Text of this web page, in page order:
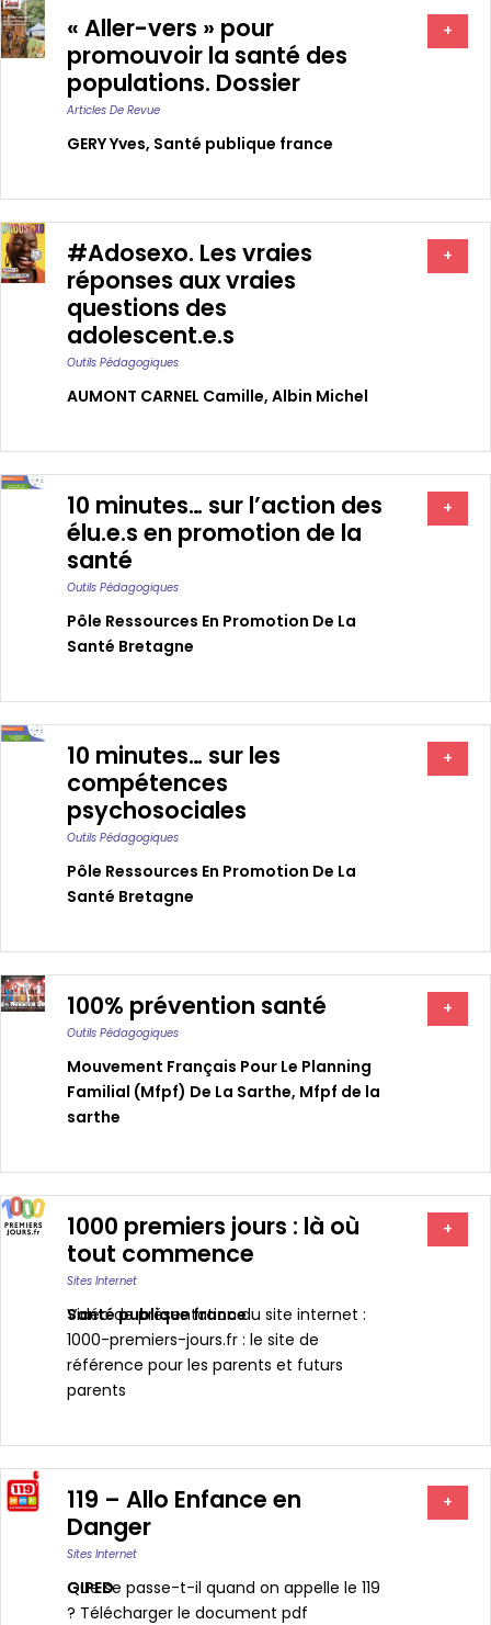
« Aller-vers » pour
promouvoir la santé des
populations. Dossier
Articles De Revue
GERY Yves, Santé publique france
+
#Adosexo. Les vraies
réponses aux vraies
questions des
adolescent.e.s
Outils Pédagogiques
AUMONT CARNEL Camille, Albin Michel
+
10 minutes… sur l’action des
élu.e.s en promotion de la
santé
Outils Pédagogiques
Pôle Ressources En Promotion De La
Santé Bretagne
+
10 minutes… sur les
compétences
psychosociales
Outils Pédagogiques
Pôle Ressources En Promotion De La
Santé Bretagne
+
100% prévention santé
Outils Pédagogiques
Mouvement Français Pour Le Planning
Familial (mfpf) De La Sarthe, Mfpf de la
sarthe
+
1000 premiers jours : là où
tout commence
Sites Internet
Santé publique france
Vidéo de présentation du site internet :
1000-premiers-jours.fr : le site de
référence pour les parents et futurs
parents
+
119 – Allo Enfance en
Danger
Sites Internet
GIPED
Que se passe-t-il quand on appelle le 119
? Télécharger le document pdf
+